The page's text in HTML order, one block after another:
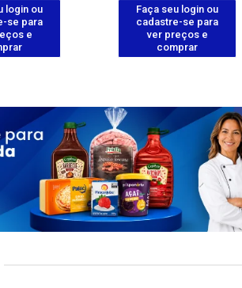
login ou
se para
e
Faça seu login ou
cadastre-se para
ver preços e
comprar